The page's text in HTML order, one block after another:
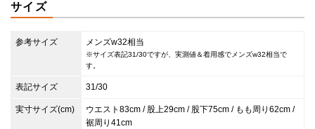
サイズ
参考サイズ メンズw32相当
※サイズ表記31/30ですが、実測値＆着用感でメンズw32相当で
す。
表記サイズ 31/30
実寸サイズ(cm)
ウエスト83cm / 股上29cm / 股下75cm / もも周り62cm /
裾周り41cm